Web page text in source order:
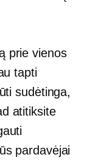
prie vienos
tapti
sudėtinga,
atitiksite
pardavėjai